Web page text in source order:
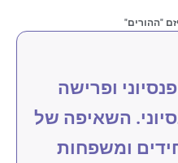
"ההורים"
ופרישה
השאיפה של
ומשפחות